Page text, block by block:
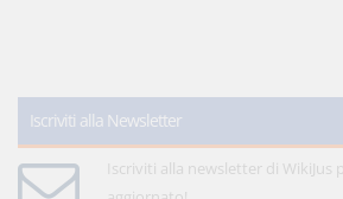
Iscriviti alla Newsletter
Iscriviti alla newsletter di WikiJus